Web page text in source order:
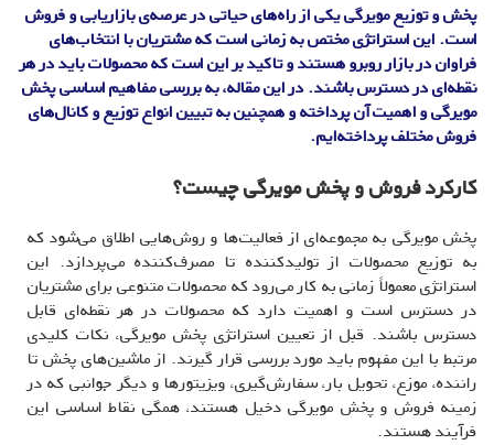
پخش و توزیع مویرگی یکی از راه‌های حیاتی در عرصه‌ی بازاریابی و فروش
است. این استراتژی مختص به زمانی است که مشتریان با انتخاب‌های
فراوان در بازار روبرو هستند و تاکید بر این است که محصولات باید در هر
نقطه‌ای در دسترس باشند. در این مقاله، به بررسی مفاهیم اساسی پخش
مویرگی و اهمیت آن پرداخته و همچنین به تبیین انواع توزیع و کانال‌های
فروش مختلف پرداخته‌ایم.
کارکرد فروش و پخش مویرگی چیست؟
پخش مویرگی به مجموعه‌ای از فعالیت‌ها و روش‌هایی اطلاق می‌شود که
به توزیع محصولات از تولیدکننده تا مصرف‌کننده می‌پردازد. این
استراتژی معمولاً زمانی به کار می‌رود که محصولات متنوعی برای مشتریان
در دسترس است و اهمیت دارد که محصولات در هر نقطه‌ای قابل
دسترس باشند. قبل از تعیین استراتژی پخش مویرگی، نکات کلیدی
مرتبط با این مفهوم باید مورد بررسی قرار گیرند. از ماشین‌های پخش تا
راننده، موزع، تحویل بار، سفارش‌گیری، ویزیتورها و دیگر جوانبی که در
زمینه فروش و پخش مویرگی دخیل هستند، همگی نقاط اساسی این
فرآیند هستند.